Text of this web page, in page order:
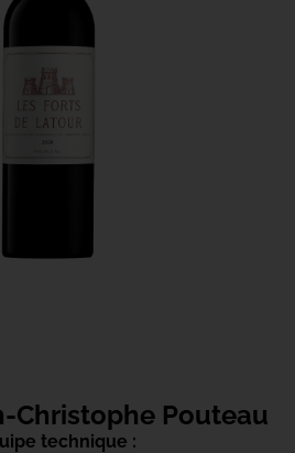
Christophe Pouteau
technique :